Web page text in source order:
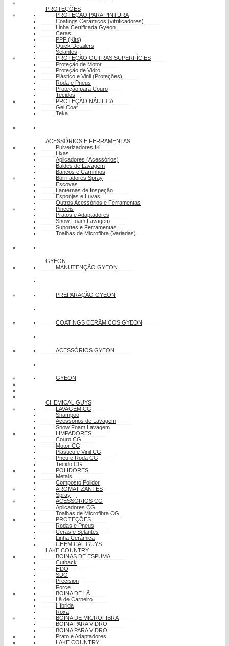
PROTEÇÕES
PROTEÇÃO PARA PINTURA
Coatings Cerâmicos (vitrificadores)
Linha Certificada Gyeon
Ceras
PPF (Kits)
Quick Detailers
Selantes
PROTEÇÃO OUTRAS SUPERFÍCIES
Proteção de Motor
Proteção de Vidro
Plástico e Vinil (Proteções)
Roda e Pneus
Proteção para Couro
Tecidos
PROTEÇÃO NÁUTICA
Gel Coat
Teka
ACESSÓRIOS E FERRAMENTAS
Pulverizadores IK
Lixas
Aplicadores (Acessórios)
Baldes de Lavagem
Bancos e Carrinhos
Borrifadores Spray
Escovas
Lanternas de Inspeção
Esponjas e Luvas
Outros Acessórios e Ferramentas
Pincéis
Pratos e Adaptadores
Snow Foam Lavagem
Suportes e Ferramentas
Toalhas de Microfibra (Variadas)
GYEON
MANUTENÇÃO GYEON
PREPARAÇÃO GYEON
COATINGS CERÂMICOS GYEON
ACESSÓRIOS GYEON
GYEON
CHEMICAL GUYS
LAVAGEM CG
Shampoo
Acessórios de Lavagem
Snow Foam Lavagem
LIMPADORES
Couro CG
Motor CG
Plástico e Vinil CG
Pneu e Roda CG
Tecido CG
POLIDORES
Metais
Composto Polidor
AROMATIZANTES
Spray
ACESSÓRIOS CG
Aplicadores CG
Toalhas de Microfibra CG
PROTEÇÕES
Rodas e Pneus
Ceras e Selantes
Linha Cerâmica
CHEMICAL GUYS
LAKE COUNTRY
BOINAS DE ESPUMA
Cutback
HDO
SDO
Precision
Force
BOINA DE LÃ
Lã de Carneiro
Híbrida
Roxa
BOINA DE MICROFIBRA
BOINA PARA VIDRO
BOINA PARA VIDRO
Prato e Adaptadores
LAKE COUNTRY